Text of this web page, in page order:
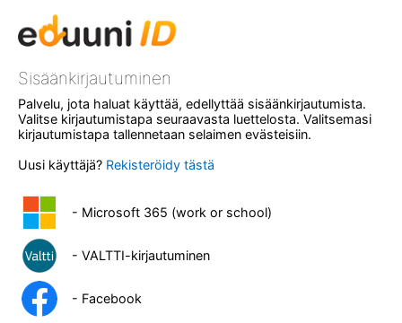
Sisäänkirjautuminen
Palvelu, jota haluat käyttää, edellyttää sisäänkirjautumista.
Valitse kirjautumistapa seuraavasta luettelosta. Valitsemasi
kirjautumistapa tallennetaan selaimen evästeisiin.
Uusi käyttäjä? Rekisteröidy tästä
- Microsoft 365 (work or school)
- VALTTI-kirjautuminen
- Facebook